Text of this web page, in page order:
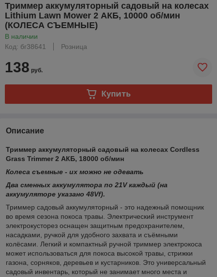
Триммер аккумуляторный садовый на колесах
Lithium Lawn Mower 2 АКБ, 10000 об/мин
(КОЛЕСА СЪЕМНЫЕ)
В наличии
Код: бг38641
Розница
138 руб.
Купить
Описание
Триммер аккумуляторный садовый на колесах Cordless
Grass Trimmer 2 АКБ, 18000 об/мин
Колеса съемные - их можно не одевать
Два сменных аккумулятора по 21V каждый (на
аккумуляторе указано 48Vf).
Триммер садовый аккумуляторный - это надежный помощник
во время сезона покоса травы. Электрический инструмент
электрокусторез оснащен защитным предохранителем,
насадками, ручкой для удобного захвата и съёмными
колёсами. Легкий и компактный ручной триммер электрокоса
может использоваться для покоса высокой травы, стрижки
газона, сорняков, деревьев и кустарников. Это универсальный
садовый инвентарь, который не занимает много места и